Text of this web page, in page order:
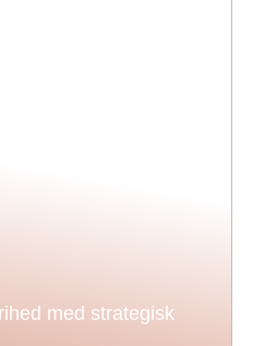
med strategisk